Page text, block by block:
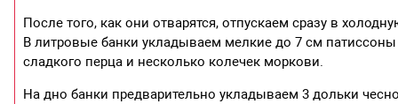
После того, как они отварятся, отпускаем сразу в
В литровые банки укладываем мелкие до 7 см
сладкого перца и несколько колечек моркови.
На дно банки предварительно укладываем 3 дольки